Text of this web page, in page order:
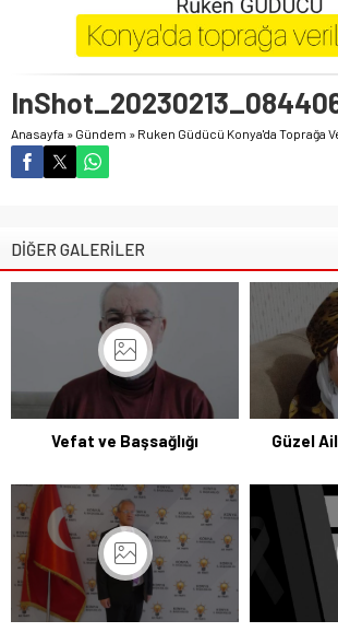
Anasayfa » Gündem » Ruken Güdücü Konya'da Toprağa
DİĞER GALERİLER
Vefat ve Başsağlığı Güzel